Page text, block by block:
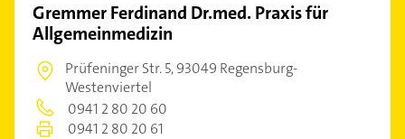
Gremmer Ferdinand Dr.med. Praxis für
Allgemeinmedizin
Prüfeninger Str. 5,93049 Regensburg-
Westenviertel
0941 2 80 20 60
0941 2 80 20 61